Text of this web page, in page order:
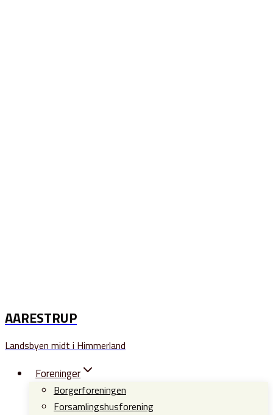
AARESTRUP
Landsbyen midt i Himmerland
Foreninger
Borgerforeningen
Forsamlingshusforening